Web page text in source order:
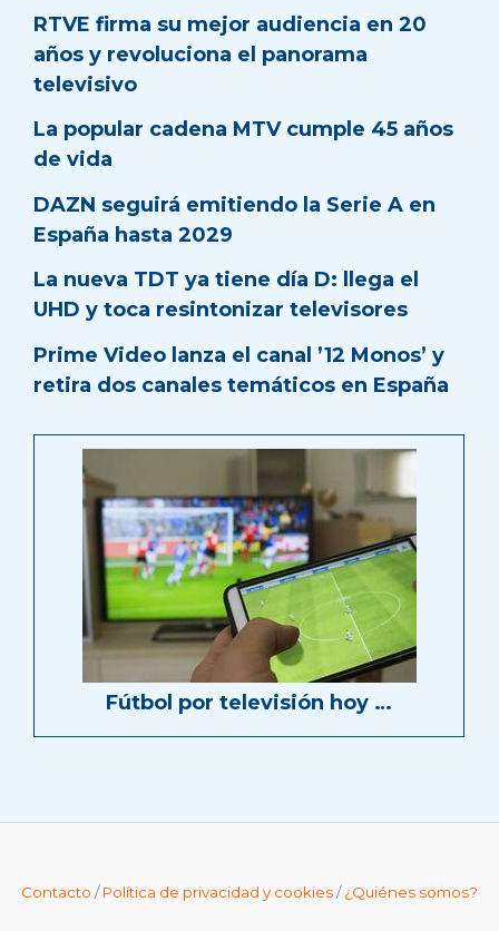
RTVE firma su mejor audiencia en 20
años y revoluciona el panorama
televisivo
La popular cadena MTV cumple 45 años
de vida
DAZN seguirá emitiendo la Serie A en
España hasta 2029
La nueva TDT ya tiene día D: llega el
UHD y toca resintonizar televisores
Prime Video lanza el canal ’12 Monos’ y
retira dos canales temáticos en España
Fútbol por televisión hoy …
Contacto /Política de privacidad y cookies/¿Quiénes somos?